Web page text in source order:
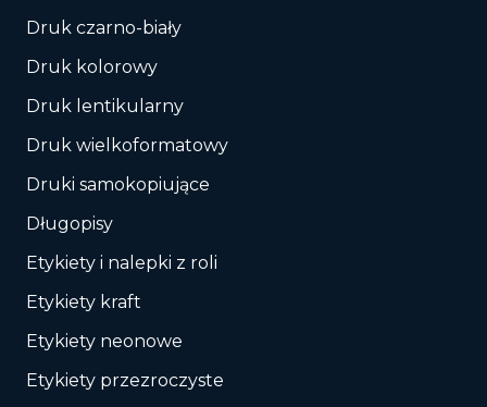
Druk czarno-biały
Druk kolorowy
Druk lentikularny
Druk wielkoformatowy
Druki samokopiujące
Długopisy
Etykiety i nalepki z roli
Etykiety kraft
Etykiety neonowe
Etykiety przezroczyste